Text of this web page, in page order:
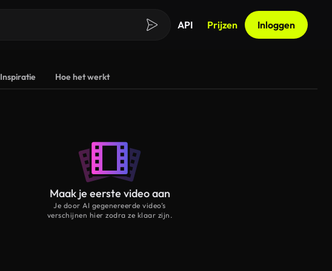
API Prijzen Inloggen
Inspiratie Hoe het werkt
Maak je eerste video aan
Je door AI gegenereerde video’s
verschijnen hier zodra ze klaar zijn.